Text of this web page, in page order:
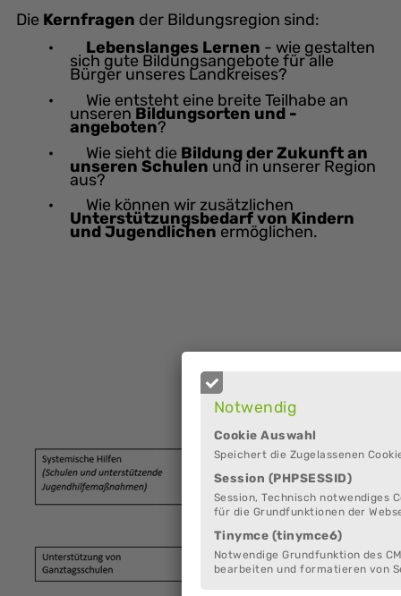
Notwendig
Cookie Auswahl
Speichert die Zugelassenen
Session (PHPSESSID)
Session, Technisch notwendiges
für die Grundfunktionen der
Tinymce (tinymce6)
Notwendige Grundfunktion des
bearbeiten und formatieren von
Die Kernfragen der Bildungsregion sind:
· Lebenslanges Lernen - wie gestalten
sich gute Bildungsangebote für alle
Bürger unseres Landkreises?
· Wie entsteht eine breite Teilhabe an
unseren Bildungsorten und -
angeboten?
· Wie sieht die Bildung der Zukunft an
unseren Schulen und in unserer Region
aus?
· Wie können wir zusätzlichen
Unterstützungsbedarf von Kindern
und Jugendlichen ermöglichen.